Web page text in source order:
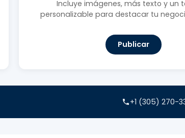
Incluye imágenes, más texto y un
personalizable para destacar tu
Publicar
+1 (305) 270-